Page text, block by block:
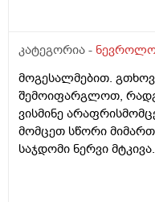
რამდენი ხანი უნდა
კატეგორია -
მოგესალმებით.
შემოიფარგლოთ,
ვისმინე
მომცეთ სწორი
საჯდომი ნერვი
პროტრუზია (5 მმ)